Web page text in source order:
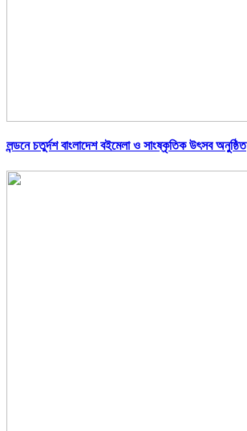
লন্ডনে চতুর্দশ বাংলাদেশ বইমেলা ও সাংষ্কৃতিক উৎসব অনুষ্ঠিত